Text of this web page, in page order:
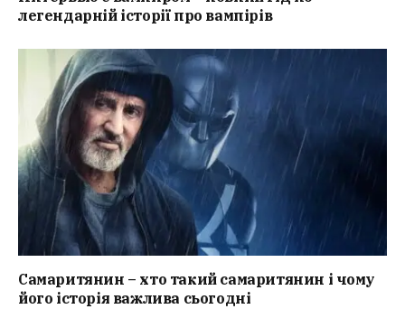
легендарній історії про вампірів
Самаритянин – хто такий самаритянин і чому
його історія важлива сьогодні